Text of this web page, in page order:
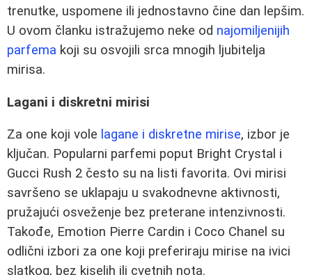
trenutke, uspomene ili jednostavno čine dan lepšim.
U ovom članku istražujemo neke od najomiljenijih
parfema koji su osvojili srca mnogih ljubitelja
mirisa.
Lagani i diskretni mirisi
Za one koji vole lagane i diskretne mirise, izbor je
ključan. Popularni parfemi poput Bright Crystal i
Gucci Rush 2 često su na listi favorita. Ovi mirisi
savršeno se uklapaju u svakodnevne aktivnosti,
pružajući osveženje bez preterane intenzivnosti.
Takođe, Emotion Pierre Cardin i Coco Chanel su
odlični izbori za one koji preferiraju mirise na ivici
slatkog, bez kiselih ili cvetnih nota.